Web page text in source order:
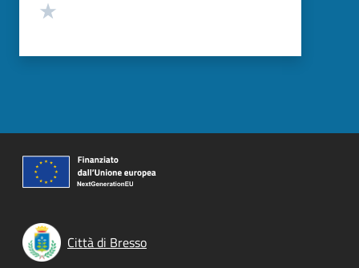
Città di Bresso